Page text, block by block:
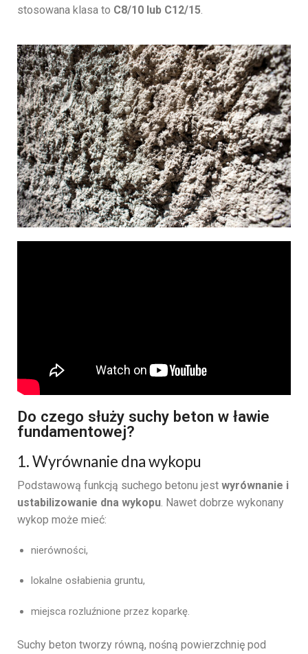
stosowana klasa to C8/10 lub C12/15
Do czego służy suchy beton w ławie
fundamentowej?
1. Wyrównanie dna wykopu
Podstawową funkcją suchego betonu jest wyrównanie i
ustabilizowanie dna wykopu. Nawet dobrze wykonany
wykop może mieć:
nierówności,
lokalne osłabienia gruntu,
miejsca rozluźnione przez koparkę.
Suchy beton tworzy równą, nośną powierzchnię pod